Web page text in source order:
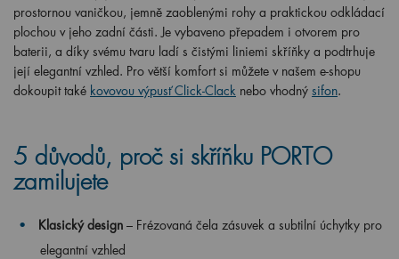
prostornou vaničkou, jemně zaoblenými rohy a praktickou odkládací
plochou v jeho zadní části. Je vybaveno přepadem i otvorem pro
baterii, a díky svému tvaru ladí s čistými liniemi skříňky a podtrhuje
její elegantní vzhled. Pro větší komfort si můžete v našem e-shopu
dokoupit také kovovou výpusť Click-Clack nebo vhodný sifon.
5 důvodů, proč si skříňku PORTO
zamilujete
Klasický design – Frézovaná čela zásuvek a subtilní úchytky pro
elegantní vzhled